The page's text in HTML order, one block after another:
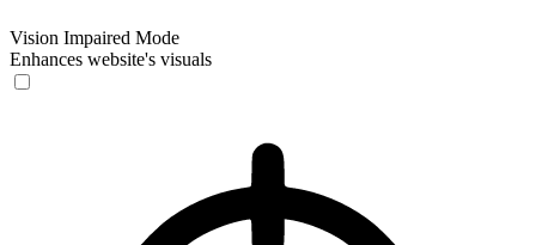
Vision Impaired Mode
Enhances website's visuals